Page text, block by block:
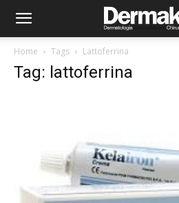
Home Tags Lattoferrina
Tag: lattoferrina